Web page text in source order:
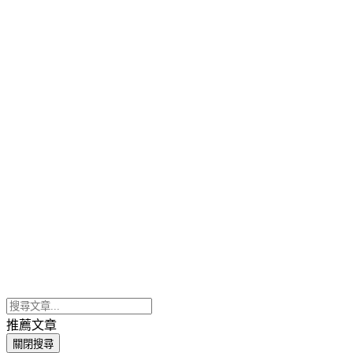
推薦文章
關閉搜尋